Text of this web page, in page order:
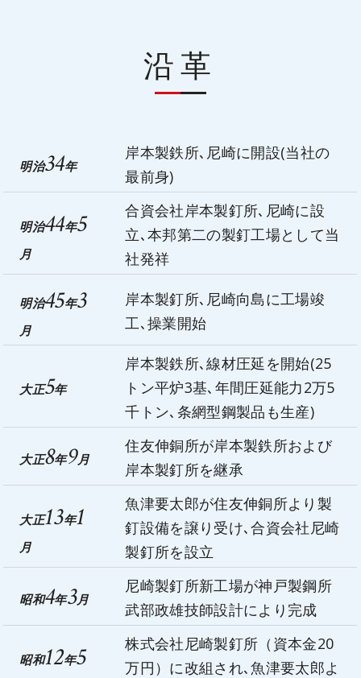
沿革
明治34年
岸本製鉄所､尼崎に開設(当社の
最前身)
明治44年5
月
合資会社岸本製釘所､尼崎に設
立､本邦第二の製釘工場として当
社発祥
明治45年3
月
岸本製釘所､尼崎向島に工場竣
工､操業開始
大正5年
岸本製鉄所､線材圧延を開始(25
トン平炉3基､年間圧延能力2万5
千トン､条網型鋼製品も生産)
大正8年9月
住友伸銅所が岸本製鉄所および
岸本製釘所を継承
大正13年1
月
魚津要太郎が住友伸銅所より製
釘設備を譲り受け､合資会社尼崎
製釘所を設立
昭和4年3月
尼崎製釘所新工場が神戸製鋼所
武部政雄技師設計により完成
昭和12年5
株式会社尼崎製釘所（資本金20
万円）に改組され､魚津要太郎よ